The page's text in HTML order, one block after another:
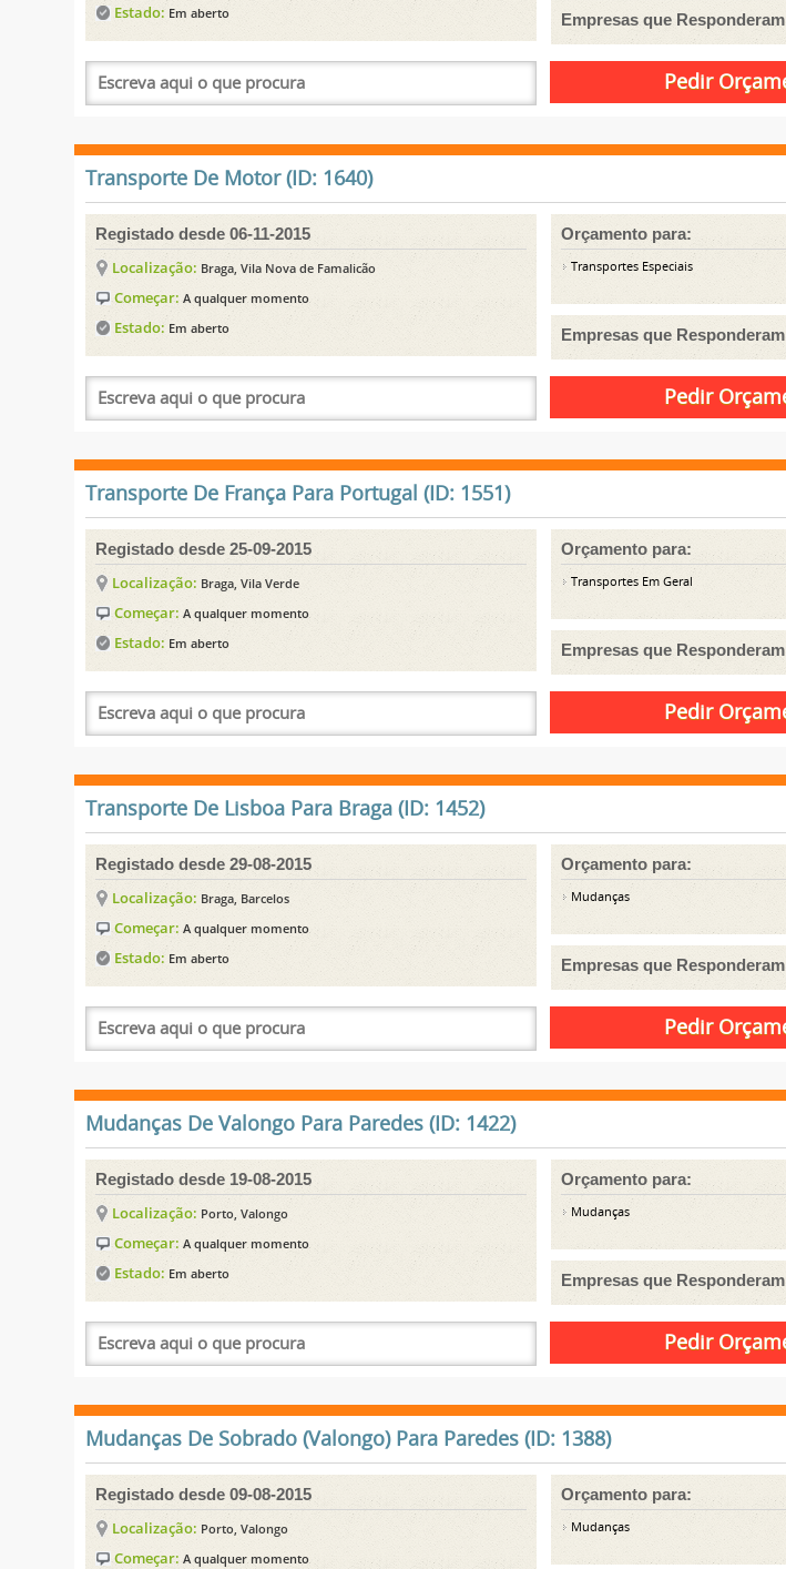
Estado: Em aberto Empresas que Responderam
Transporte De Motor (ID: 1640)
Registado desde 06-11-2015
Localização: Braga, Vila Nova de Famalicão
Começar:A qualquer momento
Estado: Em aberto
Orçamento para:
Transportes Especiais
Empresas que Responderam
Transporte De França Para Portugal (ID: 1551)
Registado desde 25-09-2015
Localização: Braga, Vila Verde
Começar:A qualquer momento
Estado: Em aberto
Orçamento para:
Transportes Em Geral
Empresas que Responderam
Transporte De Lisboa Para Braga (ID: 1452)
Registado desde 29-08-2015
Localização: Braga, Barcelos
Começar:A qualquer momento
Estado: Em aberto
Orçamento para:
Mudanças
Empresas que Responderam
Mudanças De Valongo Para Paredes (ID: 1422)
Registado desde 19-08-2015
Localização: Porto, Valongo
Começar:A qualquer momento
Estado: Em aberto
Orçamento para:
Mudanças
Empresas que Responderam
Mudanças De Sobrado (Valongo) Para Paredes (ID: 1388)
Registado desde 09-08-2015
Localização: Porto, Valongo
Começar:A qualquer momento
Orçamento para:
Mudanças